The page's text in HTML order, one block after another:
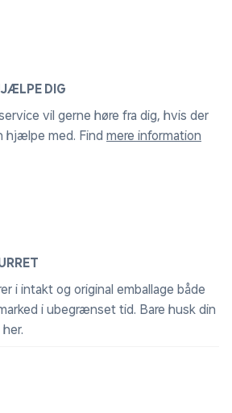
DIG
vil gerne høre fra dig, hvis der
hjælpe med. Find mere information
i intakt og original emballage både
i ubegrænset tid. Bare husk din
.